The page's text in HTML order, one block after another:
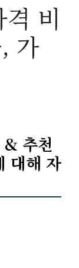
비
가
& 추천
대해 자